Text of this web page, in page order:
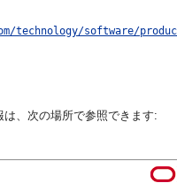
technology/software/
、次の場所で参照できます: